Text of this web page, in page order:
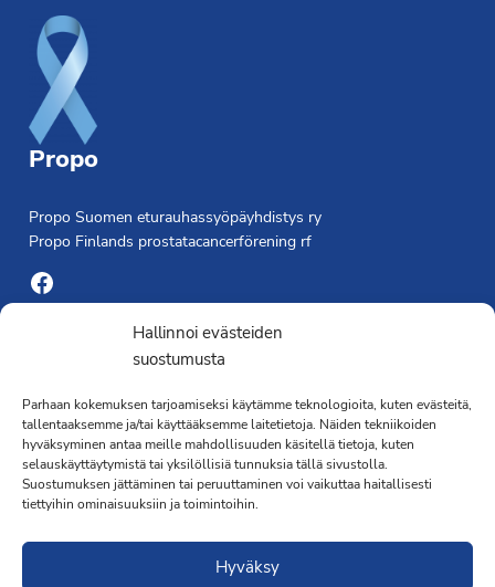
Hallinnoi evästeiden
suostumusta
Parhaan kokemuksen tarjoamiseksi käytämme teknologioita, kuten evästeitä,
tallentaaksemme ja/tai käyttääksemme laitetietoja. Näiden tekniikoiden
hyväksyminen antaa meille mahdollisuuden käsitellä tietoja, kuten
selauskäyttäytymistä tai yksilöllisiä tunnuksia tällä sivustolla.
Suostumuksen jättäminen tai peruuttaminen voi vaikuttaa haitallisesti
tiettyihin ominaisuuksiin ja toimintoihin.
Hyväksy
Propo
Propo Suomen eturauhassyöpäyhdistys ry
Propo Finlands prostatacancerförening rf
Facebook
Yhdistyksen toimisto
Laivapojankatu 3 C, 00180 Helsinki
toimisto@propo.fi
Saavutettavuusseloste »
Toiminnanjohtaja